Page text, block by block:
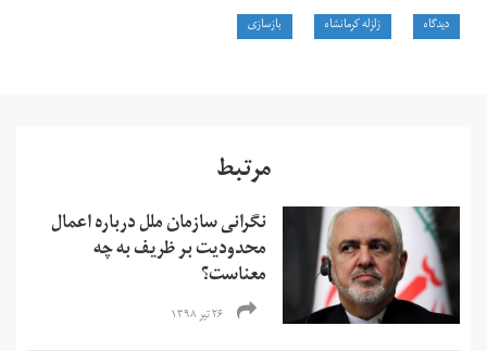
دیدگاه زلزله کرمانشاه بازسازی
مرتبط
نگرانی سازمان ملل درباره اعمال
محدودیت بر ظریف به چه
معناست؟
۲۶ تیر ۱۳۹۸